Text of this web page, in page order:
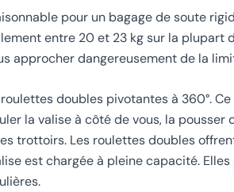
pour un bagage de soute
entre 20 et 23 kg sur la plupart
approcher dangereusement de la
doubles pivotantes à 360°.
la valise à côté de vous, la pousser
trottoirs. Les roulettes doubles
est chargée à pleine capacité.